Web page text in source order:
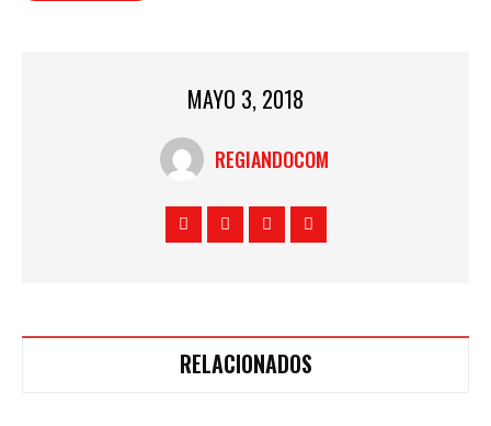
MAYO 3, 2018
REGIANDOCOM
RELACIONADOS